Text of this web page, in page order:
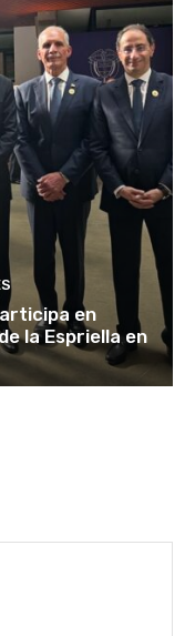
en
la Espriella en